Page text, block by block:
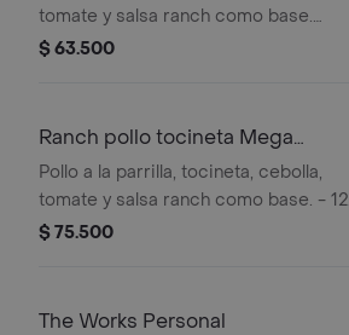
tomate y salsa ranch como base.
Incluye Salsa de Ajo, Sazonador
$ 63.500
Ranch pollo tocineta Mega
Familiar
Pollo a la parrilla, tocineta, cebolla,
tomate y salsa ranch como base. - 12
porciones. Incluye Salsa de Ajo,
$ 75.500
The Works Personal